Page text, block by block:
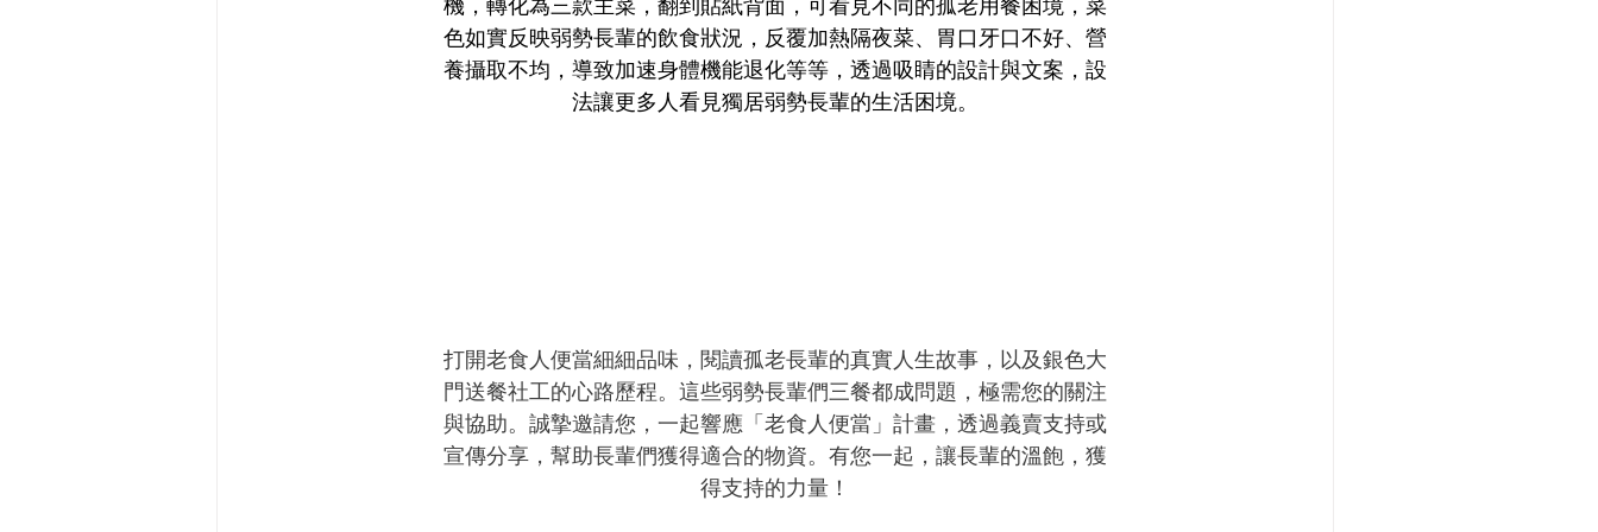
機，轉化為三款主菜，翻到貼紙背面，可看見不同的孤老用餐困境，菜
色如實反映弱勢長輩的飲食狀況，反覆加熱隔夜菜、胃口牙口不好、營
養攝取不均，導致加速身體機能退化等等，透過吸睛的設計與文案，設
法讓更多人看見獨居弱勢長輩的生活困境。
打開老食人便當細細品味，閱讀孤老長輩的真實人生故事，以及銀色大
門送餐社工的心路歷程。這些弱勢長輩們三餐都成問題，極需您的關注
與協助。誠摯邀請您，一起響應「老食人便當」計畫，透過義賣支持或
宣傳分享，幫助長輩們獲得適合的物資。有您一起，讓長輩的溫飽，獲
得支持的力量！